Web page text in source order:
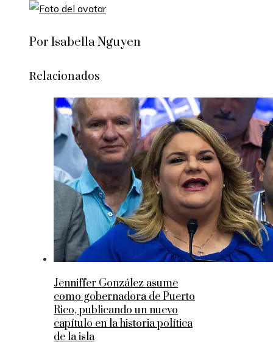
Por Isabella Nguyen
Relacionados
Jenniffer González asume
como gobernadora de Puerto
Rico, publicando un nuevo
capítulo en la historia política
de la isla